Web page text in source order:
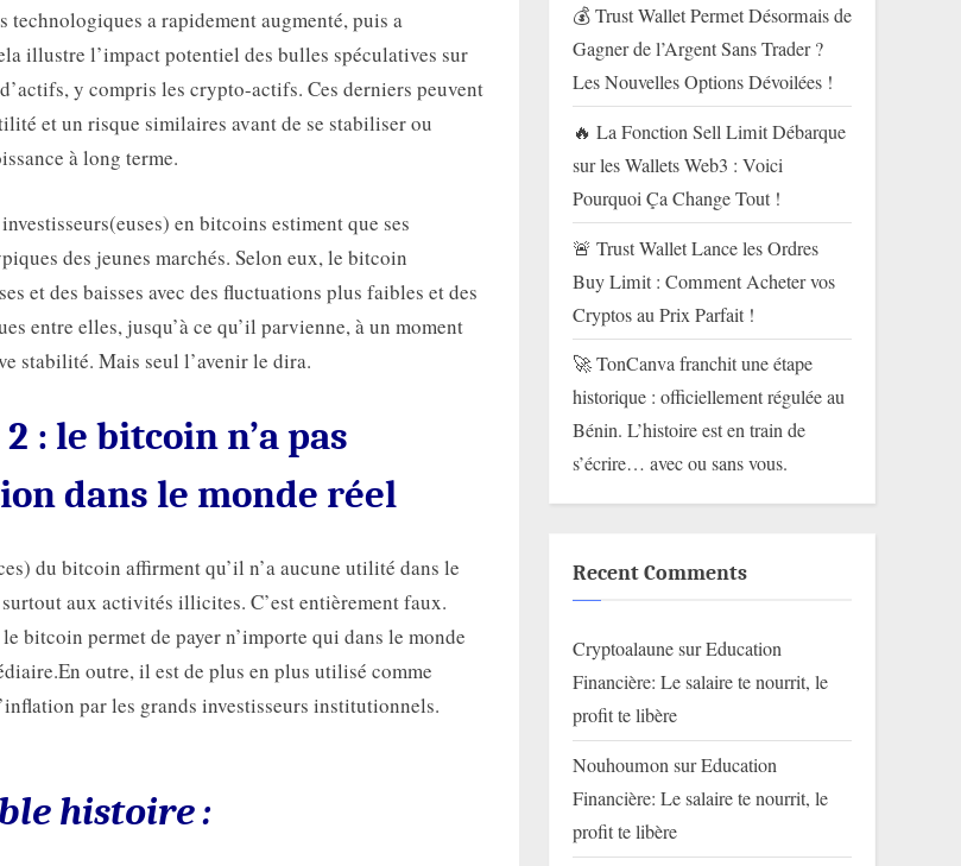
technologiques a rapidement augmenté, puis a
illustre l’impact potentiel des bulles spéculatives sur
y compris les crypto-actifs. Ces derniers peuvent
et un risque similaires avant de se stabiliser ou
à long terme.
en bitcoins estiment que ses
des jeunes marchés. Selon eux, le bitcoin
et des baisses avec des fluctuations plus faibles et des
entre elles, jusqu’à ce qu’il parvienne, à un moment
stabilité. Mais seul l’avenir le dira.
: le bitcoin n’a pas
dans le monde réel
du bitcoin affirment qu’il n’a aucune utilité dans le
aux activités illicites. C’est entièrement faux.
bitcoin permet de payer n’importe qui dans le monde
outre, il est de plus en plus utilisé comme
par les grands investisseurs institutionnels.
histoire :
💰 Trust Wallet Permet Désormais de
Gagner de l’Argent Sans Trader ?
Les Nouvelles Options Dévoilées !
🔥 La Fonction Sell Limit Débarque
sur les Wallets Web3 : Voici
Pourquoi Ça Change Tout !
🚨 Trust Wallet Lance les Ordres
Buy Limit : Comment Acheter vos
Cryptos au Prix Parfait !
🚀 TonCanva franchit une étape
historique : officiellement régulée au
Bénin. L’histoire est en train de
s’écrire… avec ou sans vous.
Recent Comments
CryptoalaunesurEducation
Financière: Le salaire te nourrit, le
profit te libère
NouhoumonsurEducation
Financière: Le salaire te nourrit, le
profit te libère